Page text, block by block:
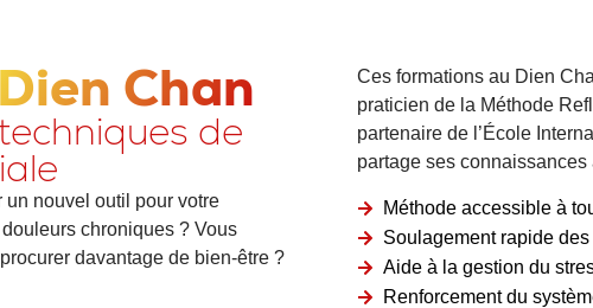
Dien Chan
de
un nouvel outil pour votre
chroniques ? Vous
davantage de bien-être ?
Ces formations au Dien
praticien de la Méthode
partenaire de l’École
partage ses
Méthode accessible à
Soulagement rapide
Aide à la gestion du
Renforcement du